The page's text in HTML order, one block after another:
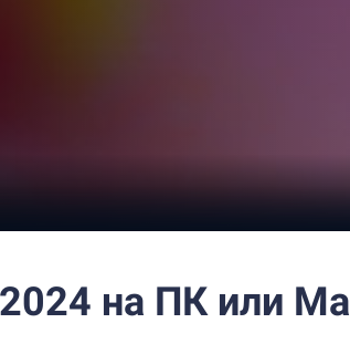
на ПК или